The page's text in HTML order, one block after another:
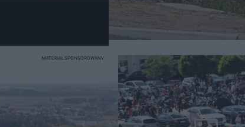
MATERIAŁ SPONSOROWANY